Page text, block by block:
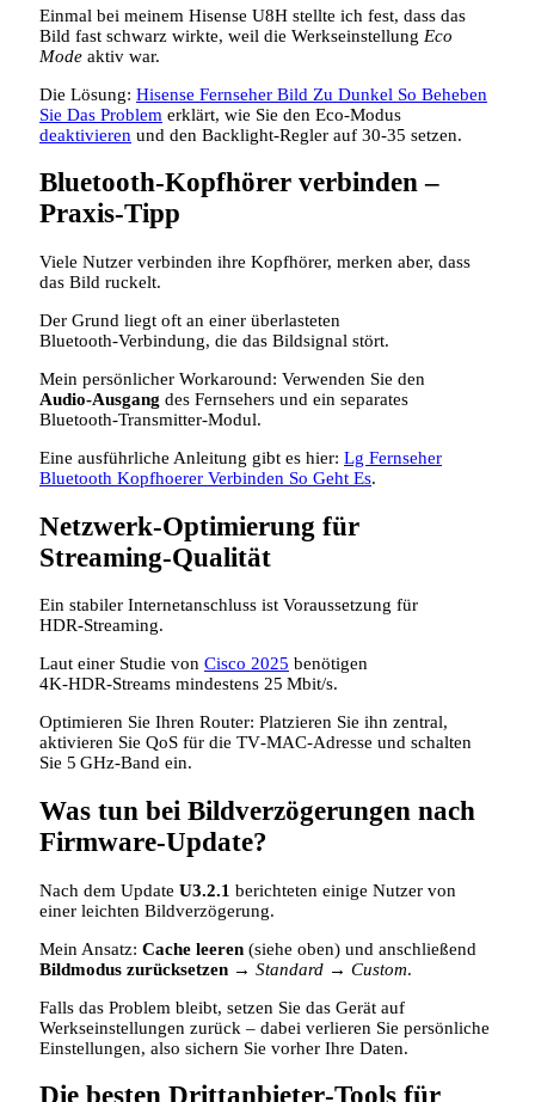
Einmal bei meinem Hisense U8H stellte ich fest, dass das
Bild fast schwarz wirkte, weil die Werkseinstellung Eco
Mode aktiv war.
Die Lösung: Hisense Fernseher Bild Zu Dunkel So Beheben
Sie Das Problem erklärt, wie Sie den Eco‑Modus
deaktivieren und den Backlight‑Regler auf 30‑35 setzen.
Bluetooth‑Kopfhörer verbinden –
Praxis‑Tipp
Viele Nutzer verbinden ihre Kopfhörer, merken aber, dass
das Bild ruckelt.
Der Grund liegt oft an einer überlasteten
Bluetooth‑Verbindung, die das Bildsignal stört.
Mein persönlicher Workaround: Verwenden Sie den
Audio‑Ausgang des Fernsehers und ein separates
Bluetooth‑Transmitter‑Modul.
Eine ausführliche Anleitung gibt es hier: Lg Fernseher
Bluetooth Kopfhoerer Verbinden So Geht Es.
Netzwerk‑Optimierung für
Streaming‑Qualität
Ein stabiler Internetanschluss ist Voraussetzung für
HDR‑Streaming.
Laut einer Studie von Cisco 2025 benötigen
4K‑HDR‑Streams mindestens 25 Mbit/s.
Optimieren Sie Ihren Router: Platzieren Sie ihn zentral,
aktivieren Sie QoS für die TV‑MAC‑Adresse und schalten
Sie 5 GHz‑Band ein.
Was tun bei Bildverzögerungen nach
Firmware‑Update?
Nach dem Update U3.2.1 berichteten einige Nutzer von
einer leichten Bildverzögerung.
Mein Ansatz: Cache leeren (siehe oben) und anschließend
Bildmodus zurücksetzen → Standard → Custom.
Falls das Problem bleibt, setzen Sie das Gerät auf
Werkseinstellungen zurück – dabei verlieren Sie persönliche
Einstellungen, also sichern Sie vorher Ihre Daten.
Die besten Drittanbieter‑Tools für